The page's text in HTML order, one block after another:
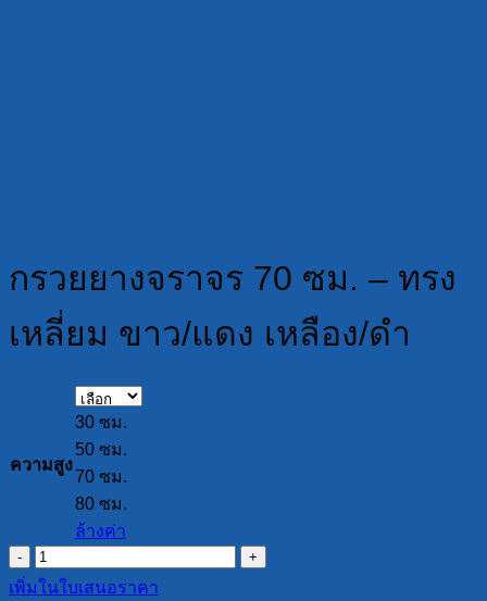
กรวยยางจราจร 70 ซม. – ทรง
เหลี่ยม ขาว/แดง เหลือง/ดำ
ความสูง
30 ซม.
50 ซม.
70 ซม.
80 ซม.
ล้างค่า
จำนวน
กรวย
เพิ่มในใบเสนอราคา